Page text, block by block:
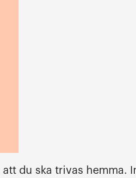
du ska trivas hemma.